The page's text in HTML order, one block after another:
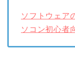
ソフトウェア
ソコン初心者